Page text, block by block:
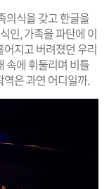
의식을 갖고 한글을
인, 가족을 파탄에 이
지고 버려졌던 우리
속에 휘둘리며 비틀
은 과연 어디일까.